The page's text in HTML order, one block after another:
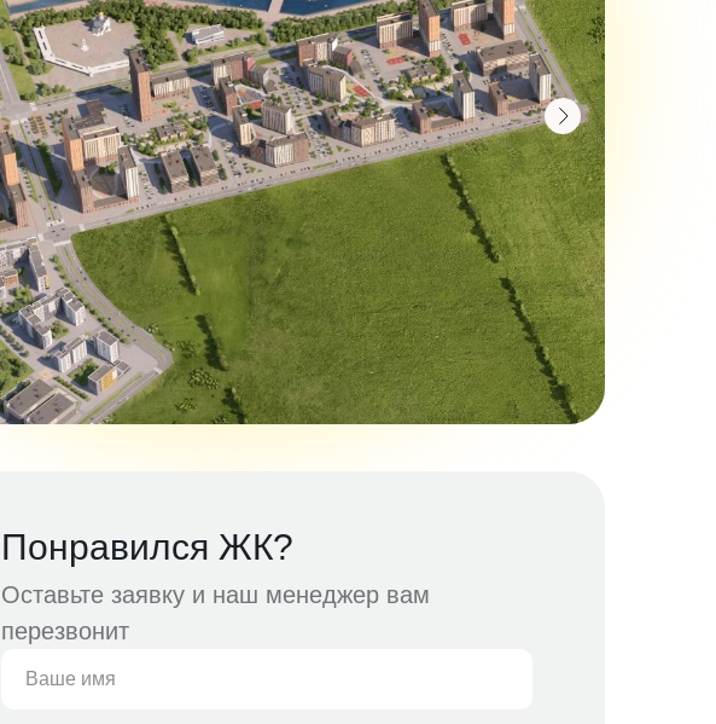
Оставьте заявку и наш менеджер вам
перезвонит
Понравился ЖК?